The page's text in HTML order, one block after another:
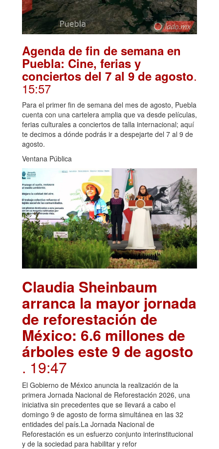
Agenda de fin de semana en
Puebla: Cine, ferias y
conciertos del 7 al 9 de agosto.
15:57
Para el primer fin de semana del mes de agosto, Puebla
cuenta con una cartelera amplia que va desde películas,
ferias culturales a conciertos de talla internacional; aquí
te decimos a dónde podrás ir a despejarte del 7 al 9 de
agosto.
Ventana Pública
Claudia Sheinbaum
arranca la mayor jornada
de reforestación de
México: 6.6 millones de
árboles este 9 de agosto
. 19:47
El Gobierno de México anuncia la realización de la
primera Jornada Nacional de Reforestación 2026, una
iniciativa sin precedentes que se llevará a cabo el
domingo 9 de agosto de forma simultánea en las 32
entidades del país.La Jornada Nacional de
Reforestación es un esfuerzo conjunto interinstitucional
y de la sociedad para habilitar y refor